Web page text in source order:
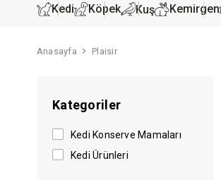
Kedi Köpek Kuş Kemirgen
Anasayfa Plaisir
Kategoriler
Kedi Konserve Mamaları
Kedi Ürünleri